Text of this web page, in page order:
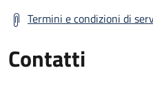
Termini e condizioni di
Contatti